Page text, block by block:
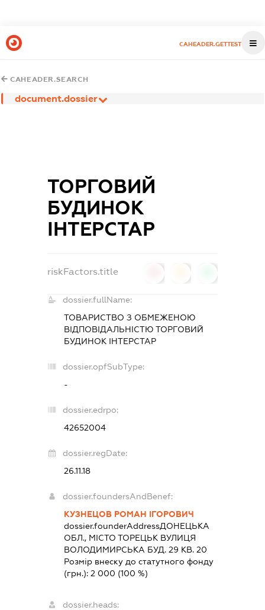
CAHEADER.GETTEST
CAHEADER.SEARCH
document.dossier
ТОРГОВИЙ
БУДИНОК
ІНТЕРСТАР
riskFactors.title
dossier.fullName:
ТОВАРИСТВО З ОБМЕЖЕНОЮ
ВІДПОВІДАЛЬНІСТЮ ТОРГОВИЙ
БУДИНОК ІНТЕРСТАР
dossier.opfSubType:
-
dossier.edrpo:
42652004
dossier.regDate:
26.11.18
dossier.foundersAndBenef:
КУЗНЕЦОВ РОМАН ІГОРОВИЧ
dossier.founderAddressДОНЕЦЬКА
ОБЛ., МІСТО ТОРЕЦЬК ВУЛИЦЯ
ВОЛОДИМИРСЬКА БУД. 29 КВ. 20
Розмір внеску до статутного фонду
(грн.): 2 000 (100 %)
dossier.heads: